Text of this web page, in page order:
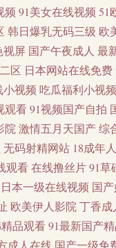
美传媒 韩国午夜视频 欧美
韩精品免费视频 午夜擼映
亚洲图色16区 91熊猫tv网
色H 婷婷好色五月天 18视
91性条小网站 超碰在线国
黄色WW 欧美人妻干K 四
频 91美女在线视频 51
韩日爆乳无码三级 欧
视屏 国产午夜成人 最
区 日本网站在线免费
小视频 吃瓜福利小视频
观看91视频国产自拍
院 激情五月天国产综
无码射精网站 18成年
观看在线撸丝片91草
日本一级在线视频 国
欧美伊人影院 丁香成
品观看91最新国产
成人在线 国产一级免